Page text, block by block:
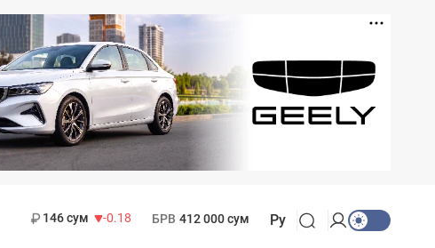
146 сум
-0.18
БРВ 412 000 сум Ру